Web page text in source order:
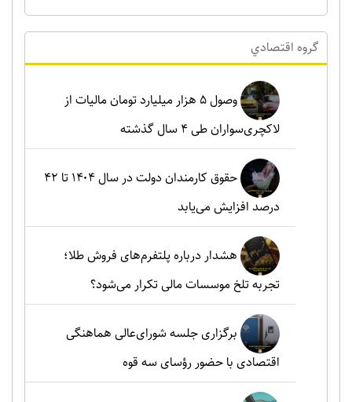
گروه اقتصادي
وصول ۵ هزار میلیارد تومان مالیات از
لاکچری‌سواران طی ۴ سال گذشته
حقوق کارمندان دولت در سال ۱۴۰۴ تا ۴۲
درصد افزایش می‌یابد
هشدار درباره پلتفرم‌های فروش طلا؛
تجربه تلخ موسسات مالی تکرار می‌شود؟
برگزاری جلسه شورای‌عالی هماهنگی
اقتصادی با حضور رؤسای سه قوه